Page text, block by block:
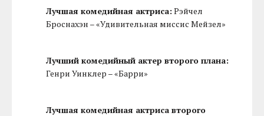
Лучшая комедийная актриса: Рэйчел
Броснахэн – «Удивительная миссис Мейзел»
Лучший комедийный актер второго плана:
Генри Уинклер – «Барри»
Лучшая комедийная актриса второго